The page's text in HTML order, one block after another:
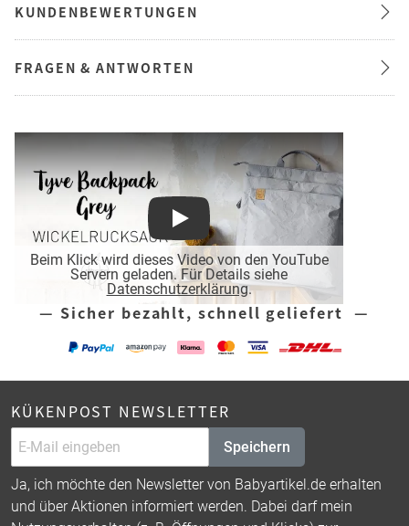
KUNDENBEWERTUNGEN
FRAGEN & ANTWORTEN
Beim Klick wird dieses Video von den YouTube
Servern geladen. Für Details siehe
Datenschutzerklärung.
Play
— Sicher bezahlt, schnell geliefert —
KÜKENPOST NEWSLETTER
Speichern
Ja, ich möchte den Newsletter von Babyartikel.de erhalten
und über Aktionen informiert werden. Dabei darf mein